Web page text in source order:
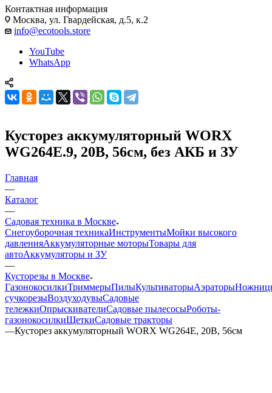
Контактная информация
Москва, ул. Гвардейская, д.5, к.2
info@ecotools.store
YouTube
WhatsApp
Кусторез аккумуляторный WORX
WG264E.9, 20В, 56см, без АКБ и ЗУ
Главная
—
Каталог
—
Садовая техника в Москве
Снегоуборочная техникаИнструментыМойки высокого
давленияАккумуляторные моторыТовары для
автоАккумуляторы и ЗУ
—
Кусторезы в Москве
ГазонокосилкиТриммерыПилыКультиваторыАэраторы
сучкорезыВоздуходувыСадовые
тележкиОпрыскивателиСадовые пылесосыРоботы-
газонокосилкиЩеткиСадовые тракторы
—Кусторез аккумуляторный WORX WG264E, 20В, 56см